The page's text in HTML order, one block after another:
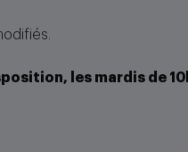
les mardis de